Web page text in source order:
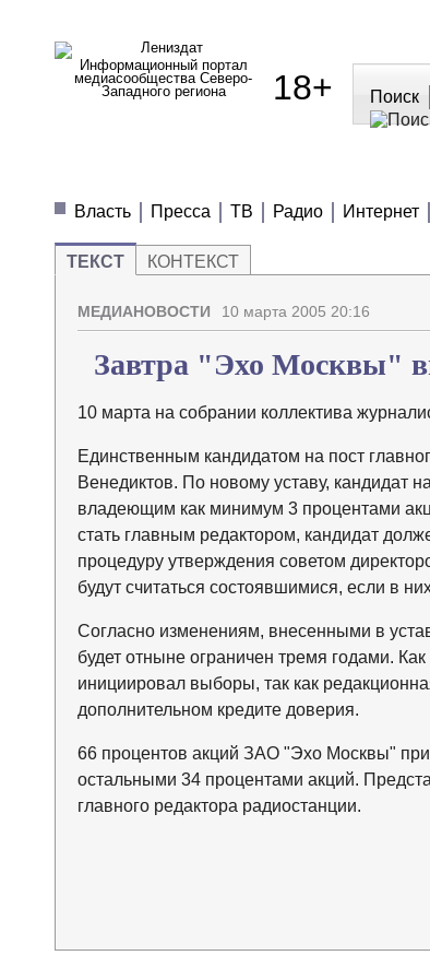
Информационный портал
медиасообщества Северо-
Западного региона
18+ Поиск
Власть
Пресса ТВ Радио Интернет
ТЕКСТ КОНТЕКСТ
МЕДИАНОВОСТИ 10 марта 2005 20:16
Завтра "Эхо Москвы"
10 марта на собрании коллектива
Единственным кандидатом на пост
Венедиктов. По новому уставу, кандидат
владеющим как минимум 3 процентами
стать главным редактором, кандидат
процедуру утверждения советом
будут считаться состоявшимися, если в
Согласно изменениям, внесенными в
будет отныне ограничен тремя годами.
инициировал выборы, так как
дополнительном кредите доверия.
66 процентов акций ЗАО "Эхо Москвы"
остальными 34 процентами акций.
главного редактора радиостанции.